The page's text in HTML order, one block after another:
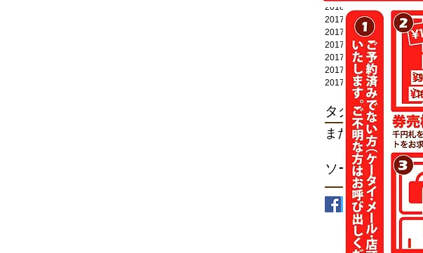
2018年10月
2017年12月 （1）1件の
2017年11月 （2）2件の
2017年10月 （11）
11件
2017年9月 （16）
16件
2017年8月 （8）
8件の記
2017年7月 （9） 9件の記
タグから検索
まだタグはあり
ソーシャルメデ